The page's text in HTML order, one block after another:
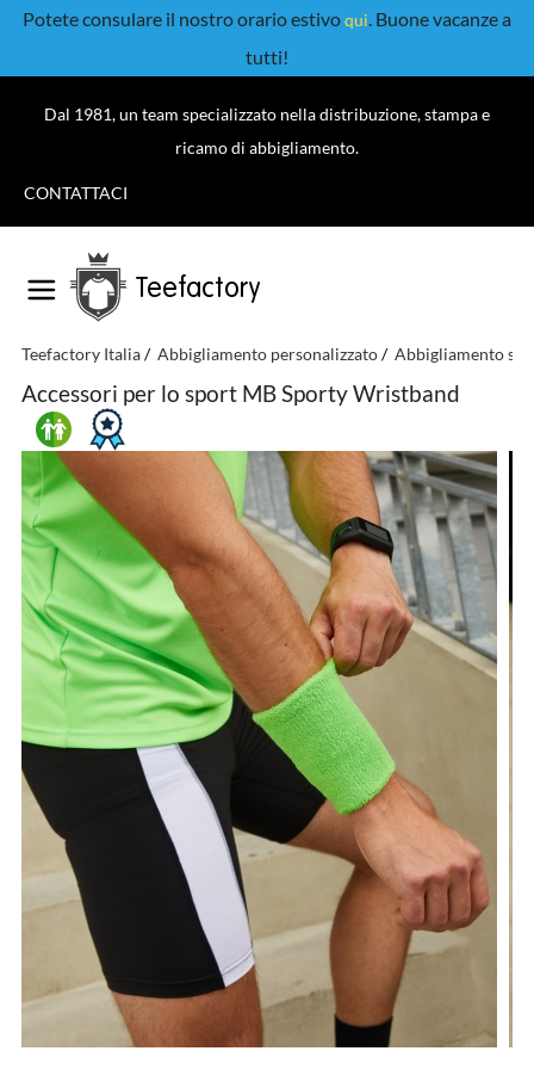
Potete consulare il nostro orario estivoqui. Buone vacanze a
tutti!
Dal 1981, un team specializzato nella distribuzione, stampa e
ricamo di abbigliamento.
CONTATTACI
Teefactory
Teefactory Italia Abbigliamento personalizzato Abbigliamento
Accessori per lo sport MB Sporty Wristband